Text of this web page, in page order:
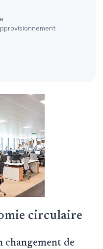
circulaire
changement de